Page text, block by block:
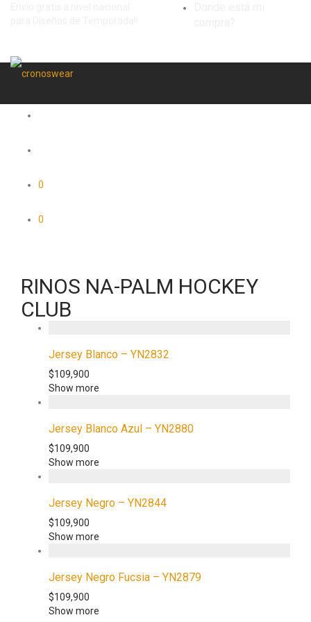
0
0
RINOS NA-PALM HOCKEY
CLUB
Jersey Blanco – YN2832
$109,900
Show more
Jersey Blanco Azul – YN2880
$109,900
Show more
Jersey Negro – YN2844
$109,900
Show more
Jersey Negro Fucsia – YN2879
$109,900
Show more